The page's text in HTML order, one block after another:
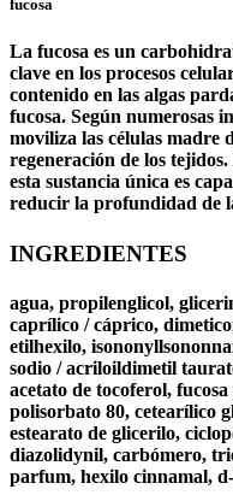
fucosa
La fucosa es un
clave en los procesos
contenido en las algas
fucosa. Según numerosas
moviliza las células madre
regeneración de los
esta sustancia única es
reducir la profundidad de
INGREDIENTES
agua, propilenglicol,
caprílico / cáprico,
etilhexilo,
sodio / acriloildimetil
acetato de tocoferol,
polisorbato 80, cetearílico
estearato de glicerilo,
diazolidynil, carbómero,
parfum, hexilo cinnamal,